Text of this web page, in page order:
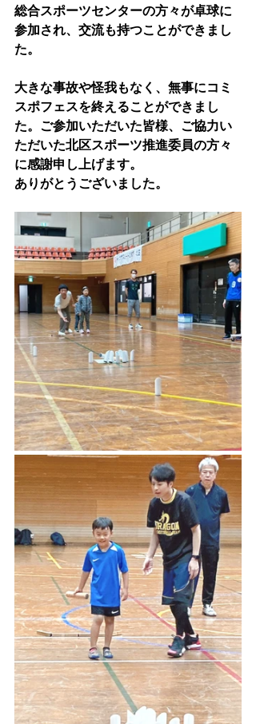
総合スポーツセンターの方々が卓球に
参加され、交流も持つことができまし
た。
大きな事故や怪我もなく、無事にコミ
スポフェスを終えることができまし
た。ご参加いただいた皆様、ご協力い
ただいた北区スポーツ推進委員の方々
に感謝申し上げます。
ありがとうございました。